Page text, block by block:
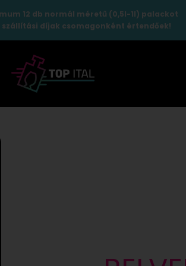
12 db normál méretű (0,5l-1l) palackot
díjak csomagonként értendőek!
TopItal